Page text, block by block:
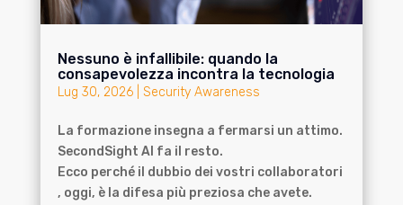
Nessuno è infallibile: quando la
consapevolezza incontra la tecnologia
Lug 30, 2026| Security Awareness
La formazione insegna a fermarsi un attimo.
SecondSight AI fa il resto.
Ecco perché il dubbio dei vostri collaboratori
, oggi, è la difesa più preziosa che avete.